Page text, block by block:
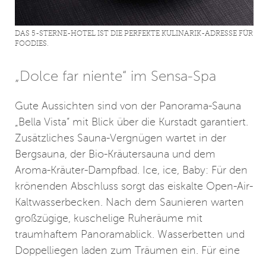
DAS 5-STERNE-HOTEL IST DIE PERFEKTE KULINARIK-ADRESSE FÜR
FOODIES.
„Dolce far niente“ im Sensa-Spa
Gute Aussichten sind von der Panorama-Sauna
„Bella Vista“ mit Blick über die Kurstadt garantiert.
Zusätzliches Sauna-Vergnügen wartet in der
Bergsauna, der Bio-Kräutersauna und dem
Aroma-Kräuter-Dampfbad. Ice, ice, Baby: Für den
krönenden Abschluss sorgt das eiskalte Open-Air-
Kaltwasserbecken. Nach dem Saunieren warten
großzügige, kuschelige Ruheräume mit
traumhaftem Panoramablick. Wasserbetten und
Doppelliegen laden zum Träumen ein. Für eine